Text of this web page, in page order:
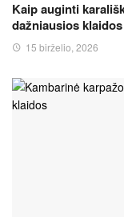
Kaip auginti
dažniausios klaidos
15 birželio, 2026